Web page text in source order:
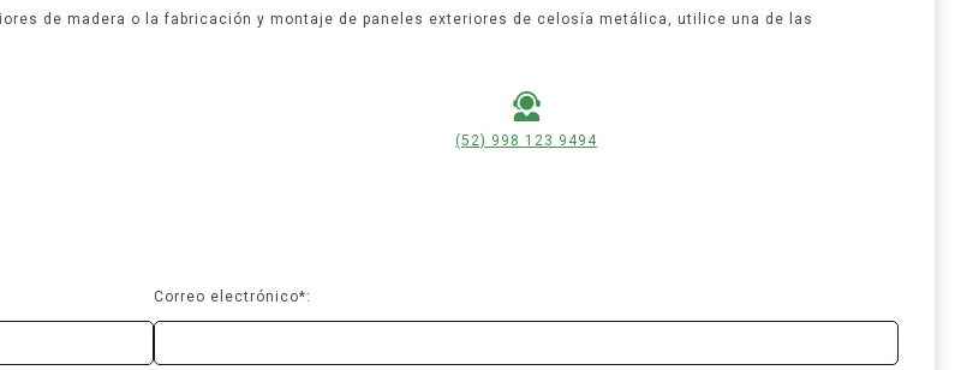
de madera o la fabricación y montaje de paneles exteriores de celosía metálica, utilice una de las
(52) 998 123 9494
Correo electrónico*: